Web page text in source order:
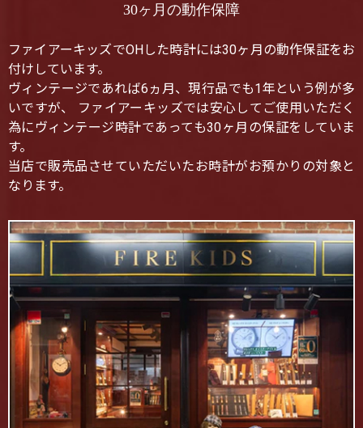
30ヶ月の動作保障
ファイアーキッズでOHした時計には30ヶ月の動作保証をお
付けしています。
ヴィンテージであれば6ヵ月、現行品でも1年という例が多
いですが、 ファイアーキッズでは安心してご使用いただく
為にヴィンテージ時計であっても30ヶ月の保証をしていま
す。
当店で販売品させていただいたお時計がお預かりの対象と
なります。